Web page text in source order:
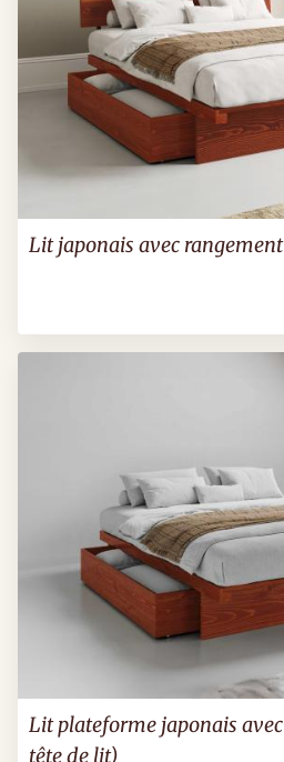
Lit japonais avec rangement
Lit plateforme japonais
tête de lit)